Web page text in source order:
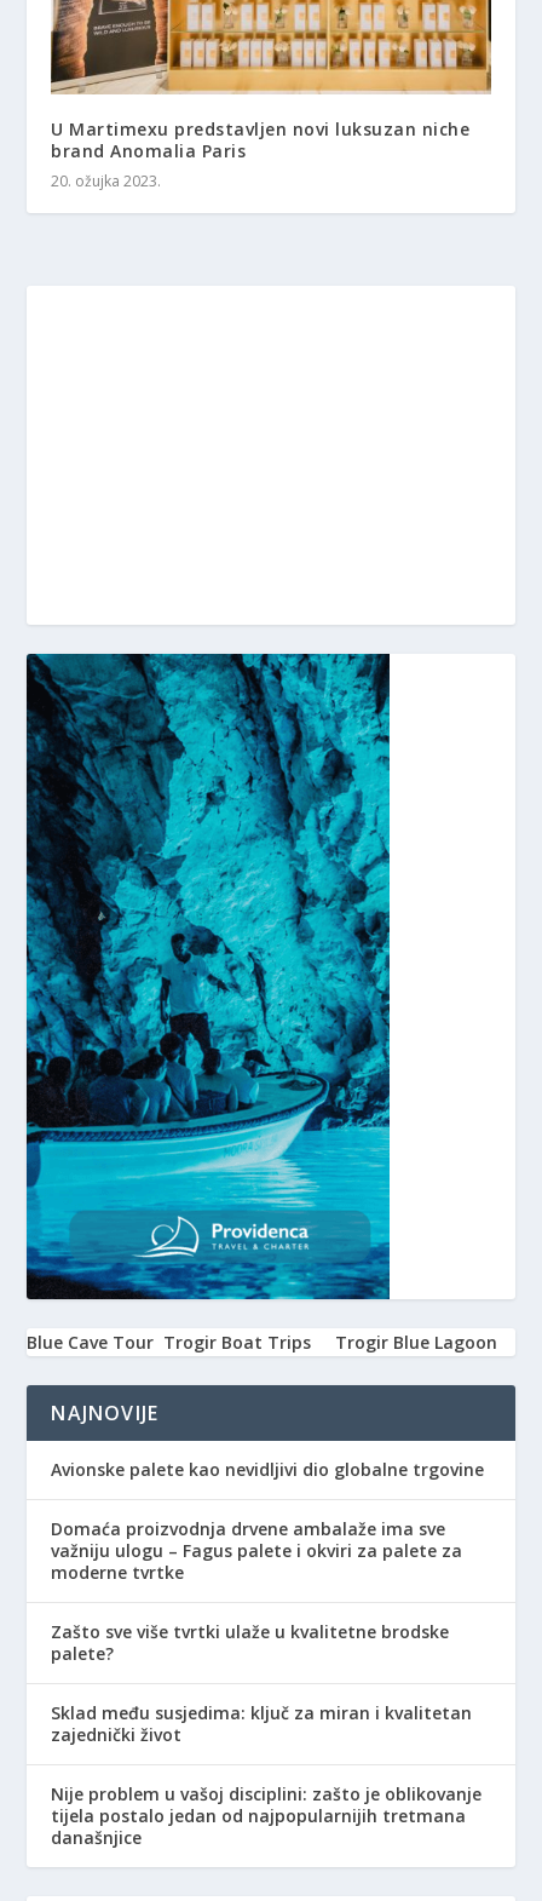
U Martimexu predstavljen novi luksuzan niche
brand Anomalia Paris
20. ožujka 2023.
Blue Cave Tour Trogir Boat Trips Trogir Blue Lagoon
NAJNOVIJE
Avionske palete kao nevidljivi dio globalne trgovine
Domaća proizvodnja drvene ambalaže ima sve
važniju ulogu – Fagus palete i okviri za palete za
moderne tvrtke
Zašto sve više tvrtki ulaže u kvalitetne brodske
palete?
Sklad među susjedima: ključ za miran i kvalitetan
zajednički život
Nije problem u vašoj disciplini: zašto je oblikovanje
tijela postalo jedan od najpopularnijih tretmana
današnjice